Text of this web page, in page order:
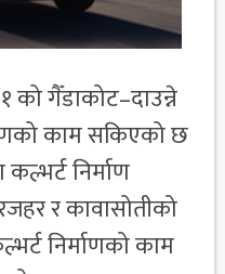
को गैँडाकोट–दाउन्ने
काम सकिएको छ
निर्माण
र कावासोतीको
निर्माणको काम